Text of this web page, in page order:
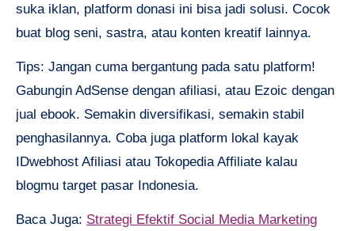
suka iklan, platform donasi ini bisa jadi solusi. Cocok
buat blog seni, sastra, atau konten kreatif lainnya.
Tips: Jangan cuma bergantung pada satu platform!
Gabungin AdSense dengan afiliasi, atau Ezoic dengan
jual ebook. Semakin diversifikasi, semakin stabil
penghasilannya. Coba juga platform lokal kayak
IDwebhost Afiliasi atau Tokopedia Affiliate kalau
blogmu target pasar Indonesia.
Baca Juga: Strategi Efektif Social Media Marketing